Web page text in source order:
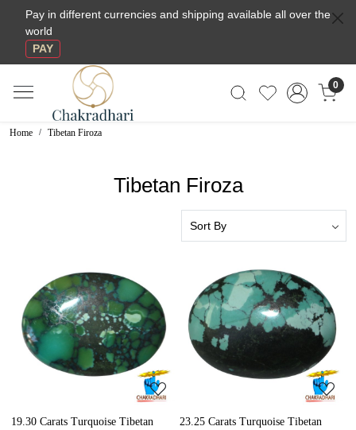
Pay in different currencies and shipping available all over the
world
PAY
0
Home Tibetan Firoza
Tibetan Firoza
Loading...
19.30 Carats Turquoise Tibetan
Loading...
23.25 Carats Turquoise Tibetan